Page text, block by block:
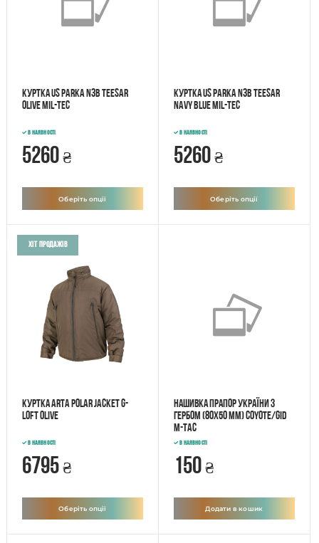
Куртка US PARKA N3B TEESAR
OLIVE Mil-tec
В наявності
5260 ₴
Оберіть опції
Куртка US PARKA N3B TEESAR
NAVY BLUE Mil-tec
В наявності
5260 ₴
Оберіть опції
Хіт продажів
Куртка ARTA Polar Jacket G-
Loft Olive
В наявності
6795 ₴
Оберіть опції
Нашивка прапор України з
гербом (80х50 мм) Coyote/GID
M-tac
В наявності
150 ₴
Додати в кошик